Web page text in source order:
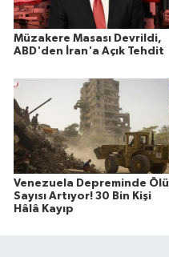
Müzakere Masası Devrildi,
ABD'den İran'a Açık Tehdit
Venezuela Depreminde Ölü
Sayısı Artıyor! 30 Bin Kişi
Hâlâ Kayıp